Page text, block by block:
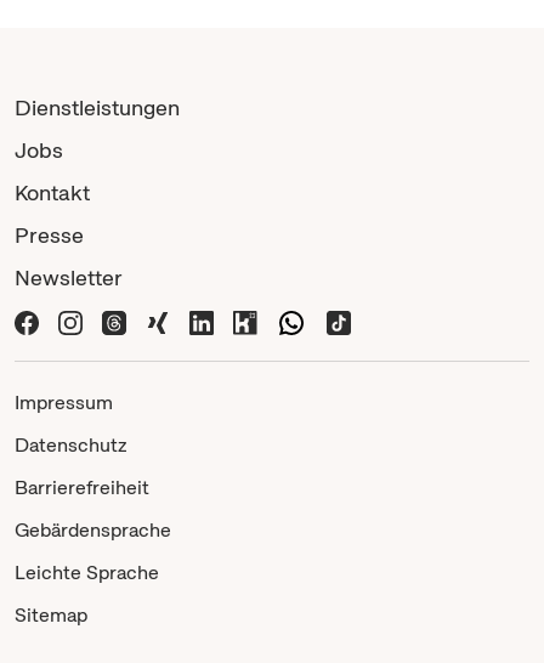
Dienstleistungen
Jobs
Kontakt
Presse
Newsletter
Impressum
Datenschutz
Barrierefreiheit
Gebärdensprache
Leichte Sprache
Sitemap